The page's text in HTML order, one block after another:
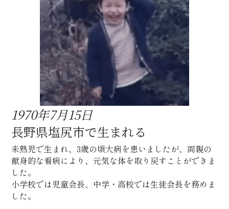
1970年7月15日
長野県塩尻市で生まれる
未熟児で生まれ、3歳の頃大病を患いましたが、両親の
献身的な看病により、元気な体を取り戻すことができま
した。
小学校では児童会長、中学・高校では生徒会長を務めま
した。